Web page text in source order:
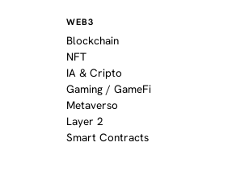
WEB3
Blockchain
NFT
IA & Cripto
Gaming / GameFi
Metaverso
Layer 2
Smart Contracts